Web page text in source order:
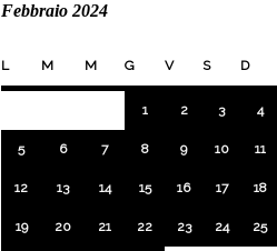
Febbraio 2024
L M M G V S D
1 2 3 4
5 6 7 8 9 10 11
12 13 14 15 16 17 18
19 20 21 22 23 24 25